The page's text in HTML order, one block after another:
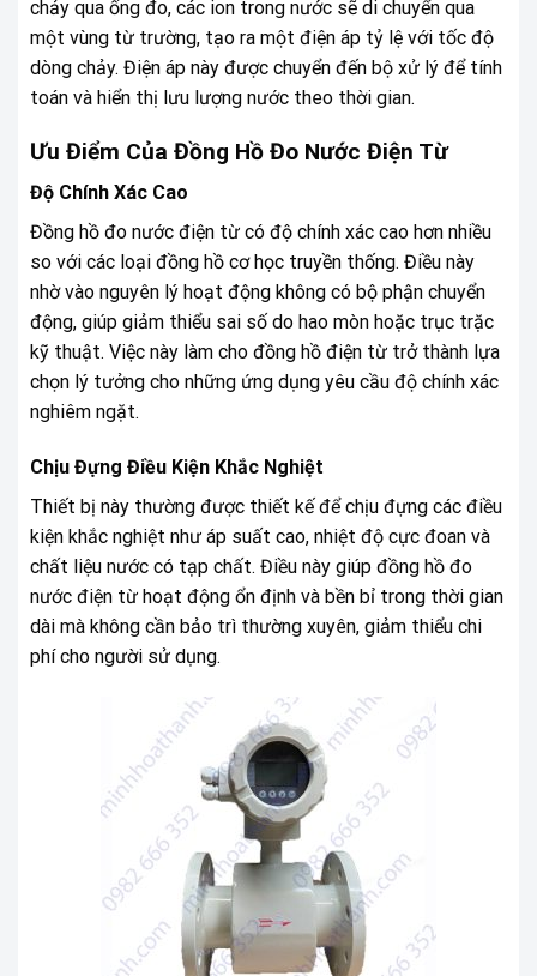
chảy qua ống đo, các ion trong nước sẽ di chuyển qua
một vùng từ trường, tạo ra một điện áp tỷ lệ với tốc độ
dòng chảy. Điện áp này được chuyển đến bộ xử lý để tính
toán và hiển thị lưu lượng nước theo thời gian.
Ưu Điểm Của Đồng Hồ Đo Nước Điện Từ
Độ Chính Xác Cao
Đồng hồ đo nước điện từ có độ chính xác cao hơn nhiều
so với các loại đồng hồ cơ học truyền thống. Điều này
nhờ vào nguyên lý hoạt động không có bộ phận chuyển
động, giúp giảm thiểu sai số do hao mòn hoặc trục trặc
kỹ thuật. Việc này làm cho đồng hồ điện từ trở thành lựa
chọn lý tưởng cho những ứng dụng yêu cầu độ chính xác
nghiêm ngặt.
Chịu Đựng Điều Kiện Khắc Nghiệt
Thiết bị này thường được thiết kế để chịu đựng các điều
kiện khắc nghiệt như áp suất cao, nhiệt độ cực đoan và
chất liệu nước có tạp chất. Điều này giúp đồng hồ đo
nước điện từ hoạt động ổn định và bền bỉ trong thời gian
dài mà không cần bảo trì thường xuyên, giảm thiểu chi
phí cho người sử dụng.